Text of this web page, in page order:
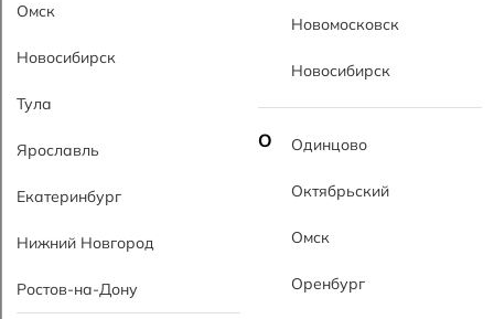
Омск
Новосибирск
Тула
Ярославль
Екатеринбург
Нижний Новгород
Ростов-на-Дону
Новомосковск
Новосибирск
О Одинцово
Октябрьский
Омск
Оренбург